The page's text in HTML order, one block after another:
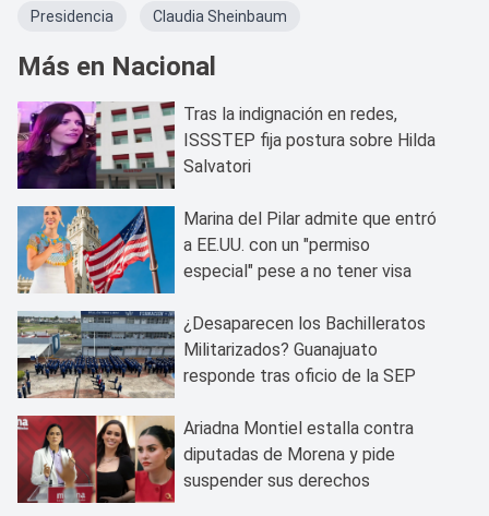
Presidencia
Claudia Sheinbaum
Más en Nacional
Tras la indignación en redes,
ISSSTEP fija postura sobre Hilda
Salvatori
Marina del Pilar admite que entró
a EE.UU. con un "permiso
especial" pese a no tener visa
¿Desaparecen los Bachilleratos
Militarizados? Guanajuato
responde tras oficio de la SEP
Ariadna Montiel estalla contra
diputadas de Morena y pide
suspender sus derechos